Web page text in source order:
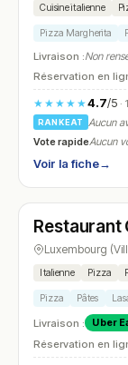
Cuisine italienne
Pizza Margherita
Livraison :Non
Réservation en
★★★★★4.7/5·
RANKEAT
Aucun
Vote rapideAucun
Voir la fiche→
N° 14
Restaurant
Luxembourg
Italienne Pizza
Pizza Pâtes
Livraison : Uber
Réservation en